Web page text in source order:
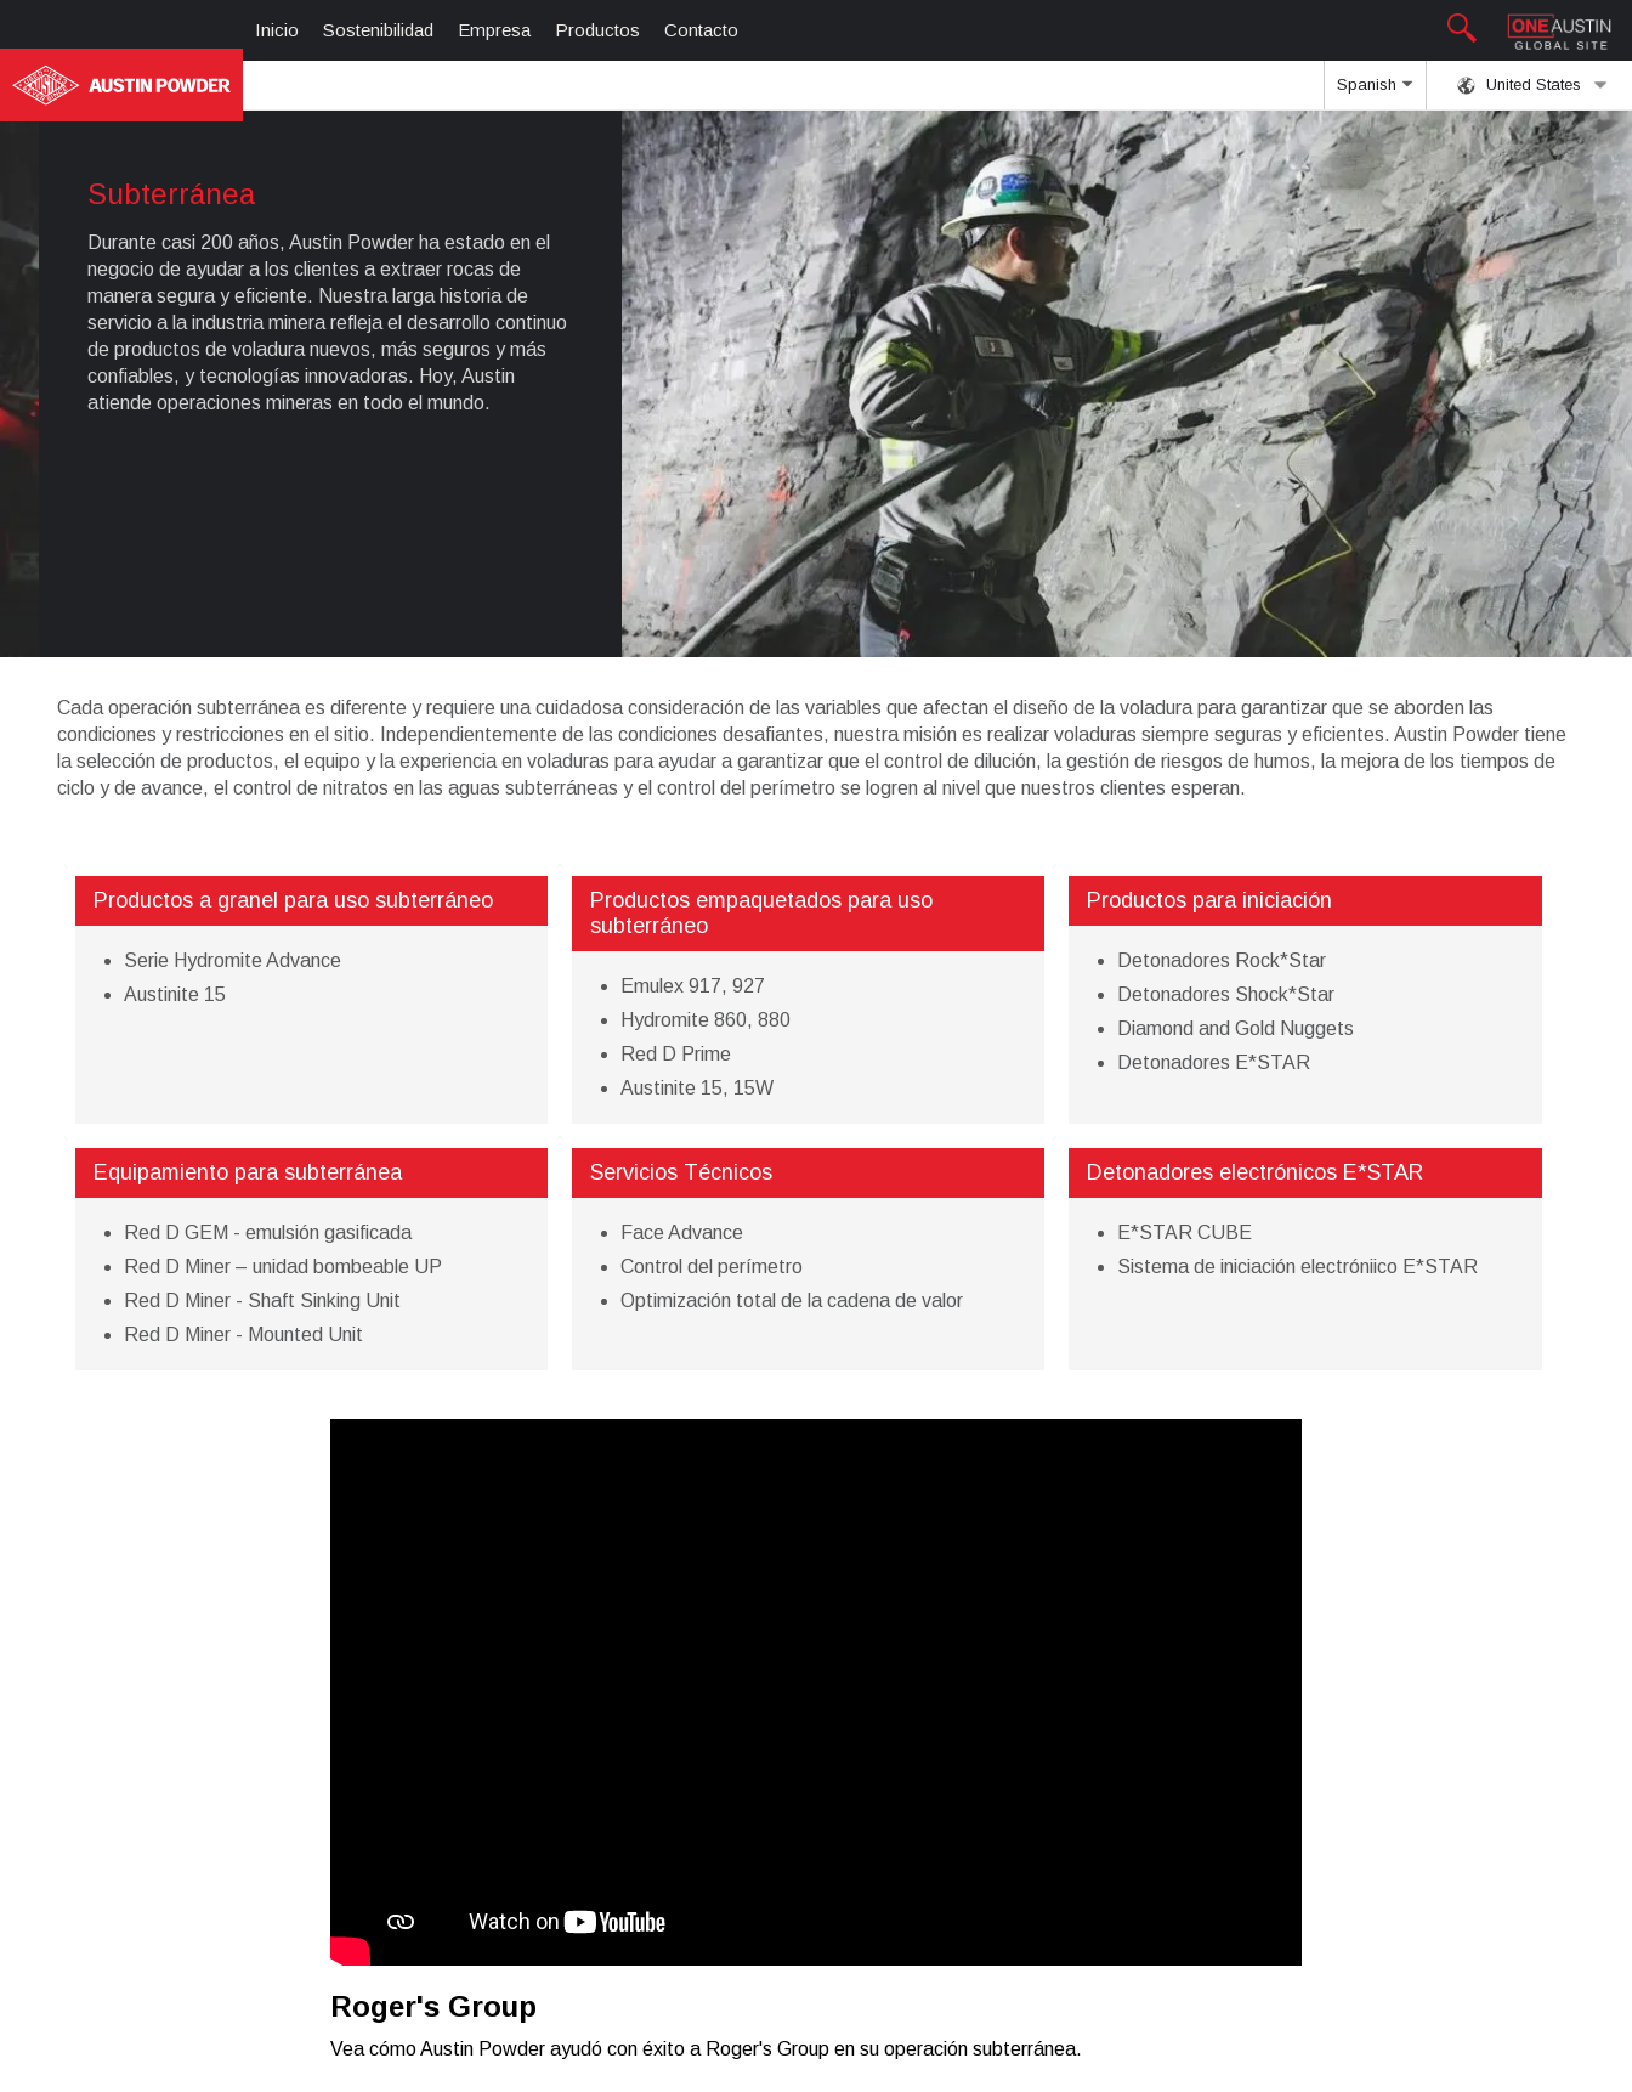
Inicio Sostenibilidad Empresa Productos Contacto
United States
Spanish
Subterránea
Durante casi 200 años, Austin Powder ha estado en el
negocio de ayudar a los clientes a extraer rocas de
manera segura y eficiente. Nuestra larga historia de
servicio a la industria minera refleja el desarrollo continuo
de productos de voladura nuevos, más seguros y más
confiables, y tecnologías innovadoras. Hoy, Austin
atiende operaciones mineras en todo el mundo.
Cada operación subterránea es diferente y requiere una cuidadosa consideración de las variables que afectan el diseño de la voladura para garantizar que se aborden las
condiciones y restricciones en el sitio. Independientemente de las condiciones desafiantes, nuestra misión es realizar voladuras siempre seguras y eficientes. Austin Powder tiene
la selección de productos, el equipo y la experiencia en voladuras para ayudar a garantizar que el control de dilución, la gestión de riesgos de humos, la mejora de los tiempos de
ciclo y de avance, el control de nitratos en las aguas subterráneas y el control del perímetro se logren al nivel que nuestros clientes esperan.
Productos a granel para uso subterráneo
Serie Hydromite Advance
Austinite 15
Productos empaquetados para uso
subterráneo
Emulex 917, 927
Hydromite 860, 880
Red D Prime
Austinite 15, 15W
Productos para iniciación
Detonadores Rock*Star
Detonadores Shock*Star
Diamond and Gold Nuggets
Detonadores E*STAR
Equipamiento para subterránea
Red D GEM - emulsión gasificada
Red D Miner – unidad bombeable UP
Red D Miner - Shaft Sinking Unit
Red D Miner - Mounted Unit
Servicios Técnicos
Face Advance
Control del perímetro
Optimización total de la cadena de valor
Detonadores electrónicos E*STAR
E*STAR CUBE
Sistema de iniciación electróniico E*STAR
Roger's Group
Vea cómo Austin Powder ayudó con éxito a Roger's Group en su operación subterránea.